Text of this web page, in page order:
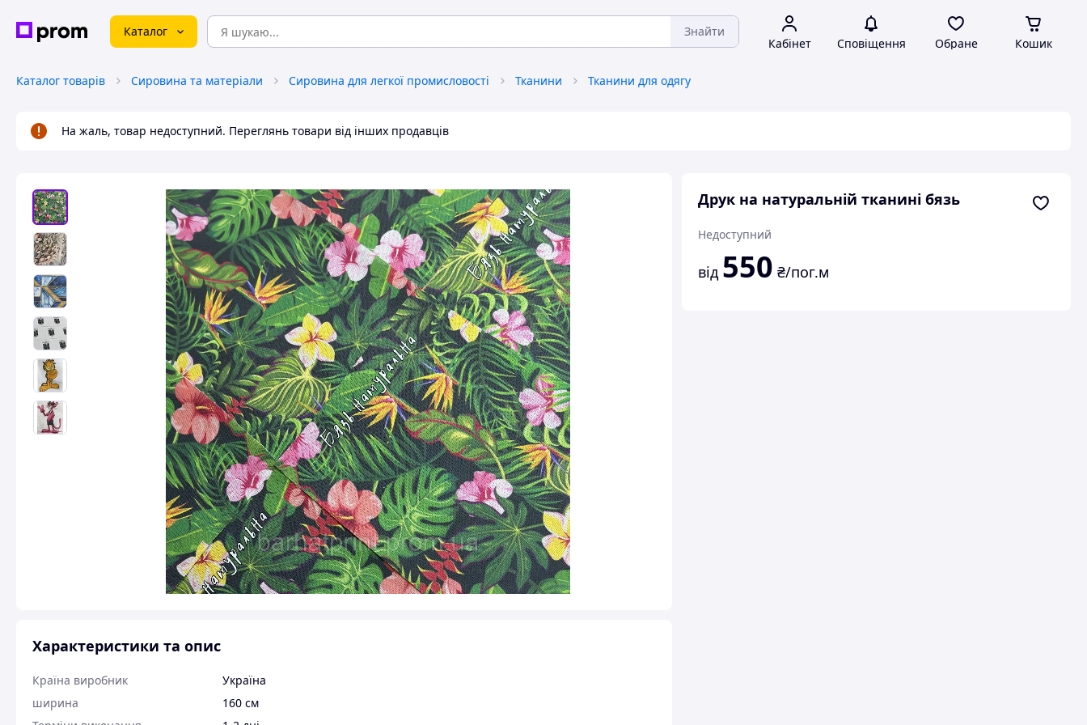
Каталог Знайти
Кабінет Сповіщення Обране Кошик
Каталог товарів Сировина та матеріали Сировина для легкої промисловості Тканини Тканини для одягу
На жаль, товар недоступний. Переглянь товари від інших продавців
Друк на натуральній тканині бязь
Недоступний
від 550 ₴/пог.м
Характеристики та опис
Країна виробник
Україна
ширина
160 см